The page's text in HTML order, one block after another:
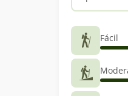
Fácil